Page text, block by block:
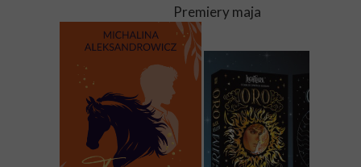
Premiery maja